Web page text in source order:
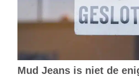
Mud Jeans is niet de